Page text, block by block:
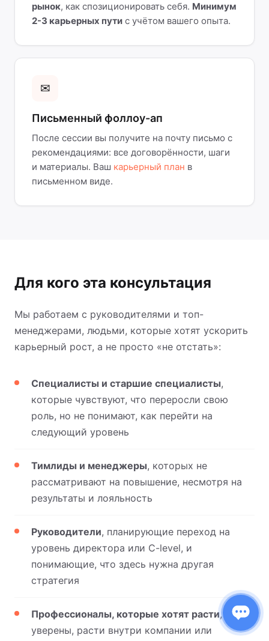
рынок, как спозиционировать себя. Минимум
2-3 карьерных пути с учётом вашего опыта.
✉
Письменный фоллоу-ап
После сессии вы получите на почту письмо с
рекомендациями: все договорённости, шаги
и материалы. Ваш карьерный план в
письменном виде.
Для кого эта консультация
Мы работаем с руководителями и топ-
менеджерами, людьми, которые хотят ускорить
карьерный рост, а не просто «не отстать»:
Специалисты и старшие специалисты,
которые чувствуют, что переросли свою
роль, но не понимают, как перейти на
следующий уровень
Тимлиды и менеджеры, которых не
рассматривают на повышение, несмотря на
результаты и лояльность
Руководители, планирующие переход на
уровень директора или C-level, и
понимающие, что здесь нужна другая
стратегия
Профессионалы, которые хотят расти, но не
уверены, расти внутри компании или